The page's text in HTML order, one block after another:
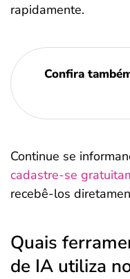
rapidamente.
Confira
Continue se
cadastre-se
recebê-los
Quais
de IA utiliza